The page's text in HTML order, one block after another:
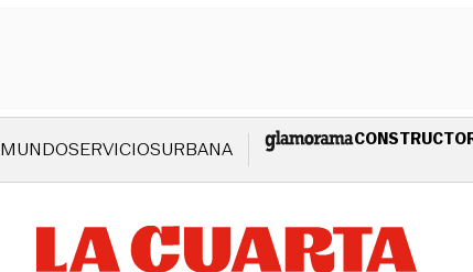
MUNDOSERVICIOSURBANA